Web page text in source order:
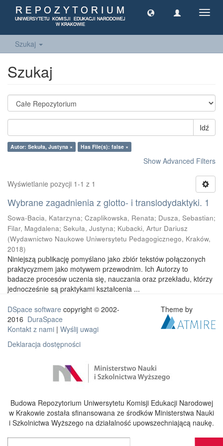
Szukaj
Szukaj
Idź
Autor: Sekuła, Justyna × Has File(s): false ×
Show Advanced Filters
Wyświetlanie pozycji 1-1 z 1
Wybrane zagadnienia z glotto- i translodydaktyki. 1
Sowa-Bacia, Katarzyna; Czaplikowska, Renata; Dusza, Sebastian;
Filar, Magdalena; Sekuła, Justyna; Kubacki, Artur Dariusz
(Wydawnictwo Naukowe Uniwersytetu Pedagogicznego, Kraków,
2018)
Niniejszą publikację pomyślano jako zbiór tekstów połączonych
praktycyzmem jako motywem przewodnim. Ich Autorzy to
badacze procesów uczenia się, nauczania oraz przekładu, którzy
jednocześnie są praktykami kształcenia ...
DSpace software copyright © 2002-
2016 DuraSpace
Kontakt z nami | Wyślij uwagi
Deklaracja dostępności
Theme by
Budowa Repozytorium Uniwersytetu Komisji Edukacji Narodowej
w Krakowie została sfinansowana ze środków Ministerstwa Nauki
i Szkolnictwa Wyższego na działalność upowszechniającą naukę.